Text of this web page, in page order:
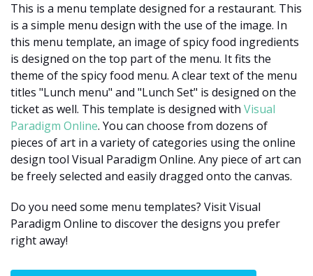
This is a menu template designed for a restaurant. This
is a simple menu design with the use of the image. In
this menu template, an image of spicy food ingredients
is designed on the top part of the menu. It fits the
theme of the spicy food menu. A clear text of the menu
titles "Lunch menu" and "Lunch Set" is designed on the
ticket as well. This template is designed with Visual
Paradigm Online. You can choose from dozens of
pieces of art in a variety of categories using the online
design tool Visual Paradigm Online. Any piece of art can
be freely selected and easily dragged onto the canvas.
Do you need some menu templates? Visit Visual
Paradigm Online to discover the designs you prefer
right away!